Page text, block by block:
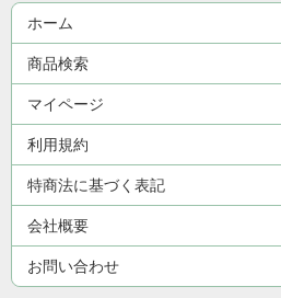
ホーム
商品検索
マイページ
利用規約
特商法に基づく表記
会社概要
お問い合わせ